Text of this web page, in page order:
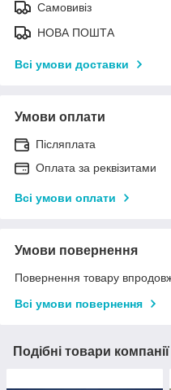
Самовивіз
НОВА ПОШТА
Всі умови доставки
Умови оплати
Післяплата
Оплата за реквізитами
Всі умови оплати
Умови повернення
Повернення товару
Всі умови повернення
Подібні товари компанії